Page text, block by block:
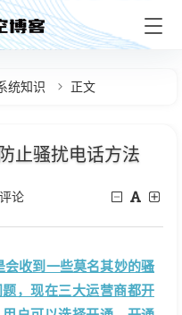
统知识 正文
止骚扰电话方法
论
收到一些莫名其妙的骚
，现在三大运营商都开